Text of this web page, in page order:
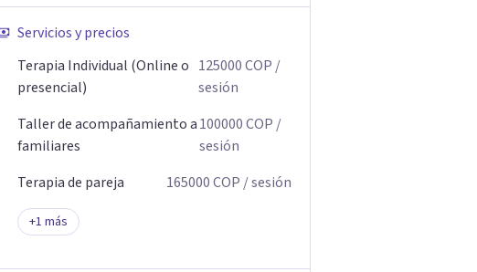
Servicios y precios
Terapia Individual (Online o
presencial)
125000COP /
sesión
Taller de acompañamiento a
familiares
100000COP /
sesión
Terapia de pareja
165000COP / sesión
+1 más